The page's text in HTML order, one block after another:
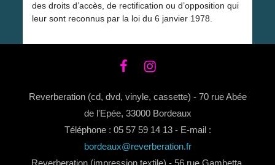
des droits d’accès, de rectification ou d’opposition qui
leur sont reconnus par la loi du 6 janvier 1978.
Reverberation (cd, dvd, vinyle, cassette) - 70 rue Abée
de l'Epée, 33000 Bordeaux
Téléphone : 05 57 59 14 13 - E-mail :
bordeaux@reverberation.fr
Reverberation (impression textile) - 56 rue Gambetta,